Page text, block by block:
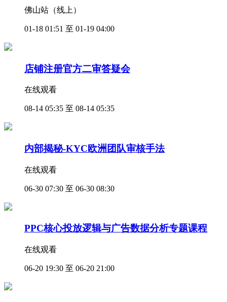
佛山站（线上）
01-18 01:51 至 01-19 04:00
店铺注册官方二审答疑会
在线观看
08-14 05:35 至 08-14 05:35
内部揭秘-KYC欧洲团队审核手法
在线观看
06-30 07:30 至 06-30 08:30
PPC核心投放逻辑与广告数据分析专题课程
在线观看
06-20 19:30 至 06-20 21:00